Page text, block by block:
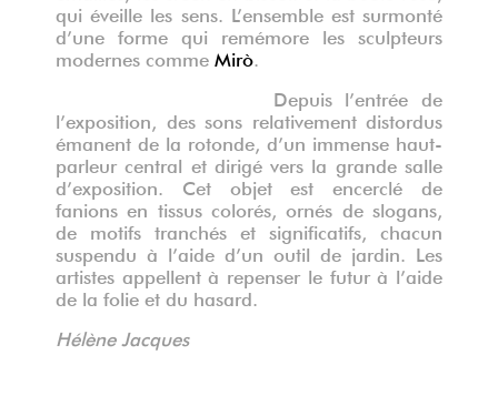
qui éveille les sens. L’ensemble est surmonté
d’une forme qui remémore les sculpteurs
modernes comme Mirò
Depuis l’entrée de
l’exposition, des sons relativement distordus
émanent de la rotonde, d’un immense haut-
parleur central et dirigé vers la grande salle
d’exposition. Cet objet est encerclé de
fanions en tissus colorés, ornés de slogans,
de motifs tranchés et significatifs, chacun
suspendu à l’aide d’un outil de jardin. Les
artistes appellent à repenser le futur à l’aide
de la folie et du hasard.
Hélène Jacques